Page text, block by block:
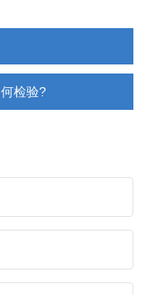
检验?